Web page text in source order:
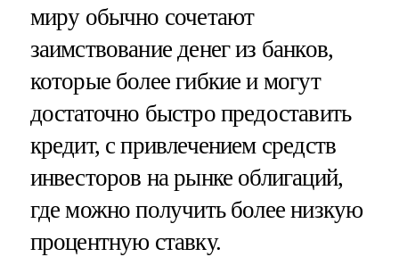
миру обычно сочетают
заимствование денег из банков,
которые более гибкие и могут
достаточно быстро предоставить
кредит, с привлечением средств
инвесторов на рынке облигаций,
где можно получить более низкую
процентную ставку.